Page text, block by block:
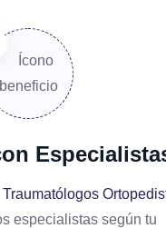
Traumatólogos
especialistas según tu